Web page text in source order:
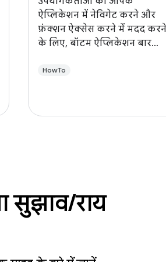
ऐप्लिकेशन में नेविगेट करने और
फ़ंक्शन ऐक्सेस करने में मदद करने
के लिए, बॉटम ऐप्लिकेशन बार
HowTo
सुझाव/राय